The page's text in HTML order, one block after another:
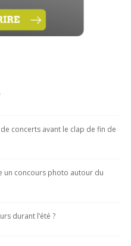
concerts avant le clap de fin de
un concours photo autour du
durant l’été ?